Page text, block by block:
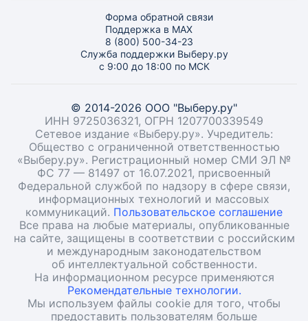
Форма обратной связи
Поддержка в MAX
8 (800) 500-34-23
Служба поддержки Выберу.ру
с 9:00 до 18:00 по МСК
© 2014-2026 ООО "Выберу.ру"
ИНН 9725036321, ОГРН 1207700339549
Сетевое издание «Выберу.ру». Учредитель:
Общество с ограниченной ответственностью
«Выберу.ру». Регистрационный номер СМИ ЭЛ №
ФС 77 — 81497 от 16.07.2021, присвоенный
Федеральной службой по надзору в сфере связи,
информационных технологий и массовых
коммуникаций. Пользовательское соглашение
Все права на любые материалы, опубликованные
на сайте, защищены в соответствии с российским
и международным законодательством
об интеллектуальной собственности.
На информационном ресурсе применяются
Рекомендательные технологии.
Мы используем файлы cookie для того, чтобы
предоставить пользователям больше